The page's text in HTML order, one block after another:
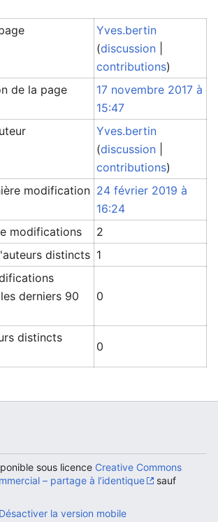
Yves.bertin
(discussion
contributions)
de la page
17 novembre 2017 à
15:47
Yves.bertin
(discussion
contributions)
modification 24 février 2019 à
16:24
modifications
2
distincts 1
derniers 90
0
distincts
0
sous licence Creative Commons
– partage à l’identique
sauf
Désactiver la version mobile